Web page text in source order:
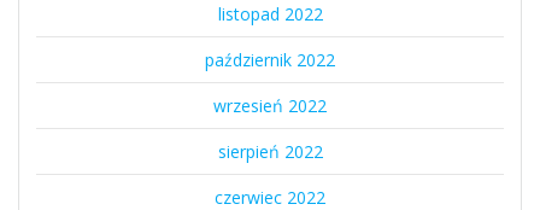
listopad 2022
październik 2022
wrzesień 2022
sierpień 2022
czerwiec 2022